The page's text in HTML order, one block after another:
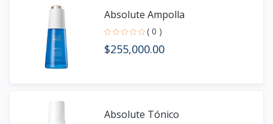
Absolute Ampolla
( 0 )
$255,000.00
Absolute Tónico